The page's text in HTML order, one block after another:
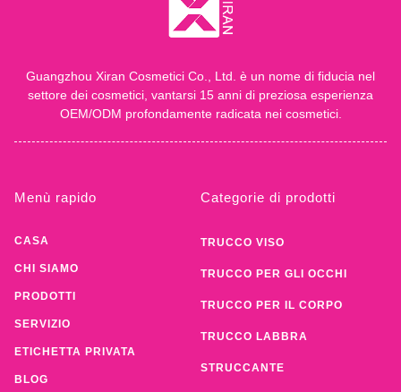
Guangzhou Xiran Cosmetici Co., Ltd. è un nome di fiducia nel
settore dei cosmetici, vantarsi 15 anni di preziosa esperienza
OEM/ODM profondamente radicata nei cosmetici.
Menù rapido
CASA
CHI SIAMO
PRODOTTI
SERVIZIO
ETICHETTA PRIVATA
BLOG
Categorie di prodotti
TRUCCO VISO
TRUCCO PER GLI OCCHI
TRUCCO PER IL CORPO
TRUCCO LABBRA
STRUCCANTE